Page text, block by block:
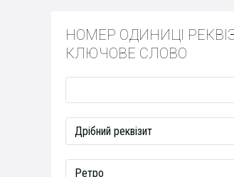
НОМЕР ОДИНИЦІ
КЛЮЧОВЕ СЛОВО